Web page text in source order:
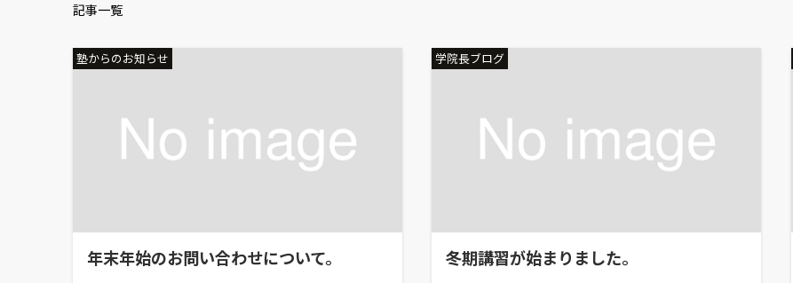
記事一覧
塾からのお知らせ
年末年始のお問い合わせについて。
学院長ブログ
冬期講習が始まりました。